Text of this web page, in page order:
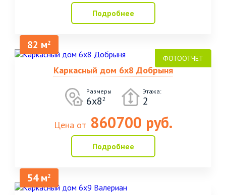
Подробнее
82 м2
Каркасный дом 6х8 Добрыня
Размеры
6х82
Этажа:
2
Цена от 860700 руб.
Подробнее
54 м2